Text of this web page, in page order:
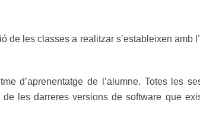
les classes a realitzar s’estableixen amb
d’aprenentatge de l’alumne. Totes les
les darreres versions de software que